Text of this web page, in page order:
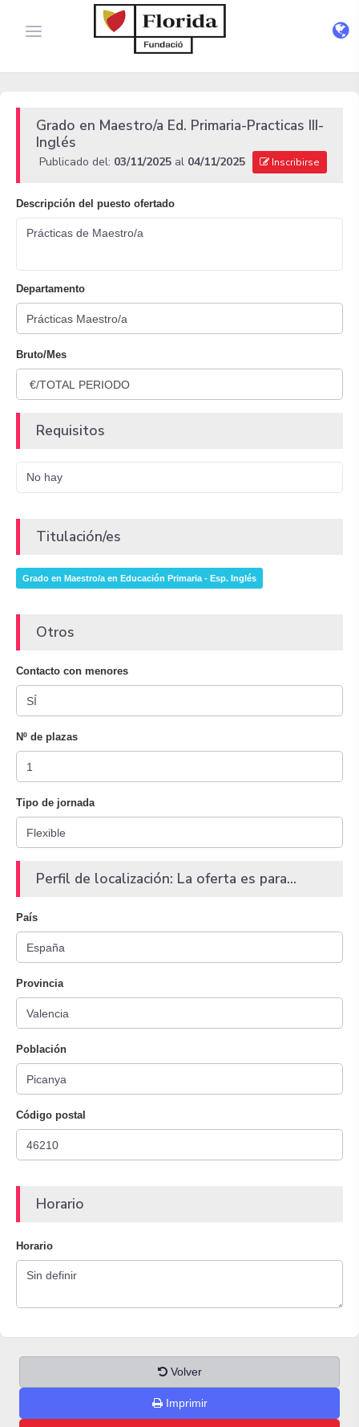
Grado en Maestro/a Ed. Primaria-Practicas III-
Inglés
Publicado del: 03/11/2025 al 04/11/2025 Inscribirse
Descripción del puesto ofertado
Prácticas de Maestro/a
Departamento
Bruto/Mes
Requisitos
No hay
Titulación/es
Grado en Maestro/a en Educación Primaria - Esp. Inglés
Otros
Contacto con menores
Nº de plazas
Tipo de jornada
Perfil de localización: La oferta es para...
País
Provincia
Población
Código postal
Horario
Horario
Volver
Imprimir